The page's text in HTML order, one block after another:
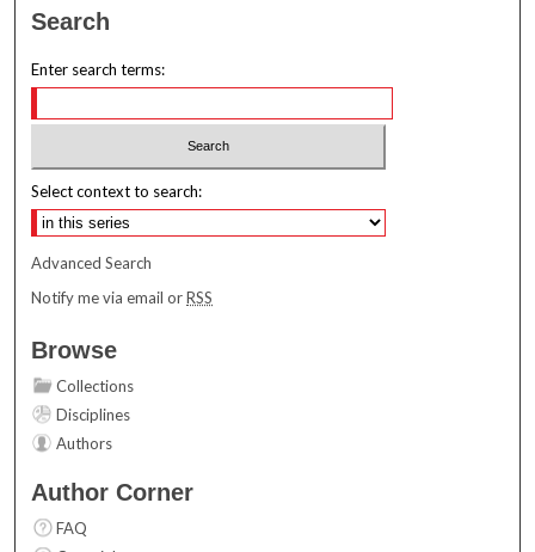
Search
Enter search terms:
Select context to search:
Advanced Search
Notify me via email orRSS
Browse
Collections
Disciplines
Authors
Author Corner
FAQ